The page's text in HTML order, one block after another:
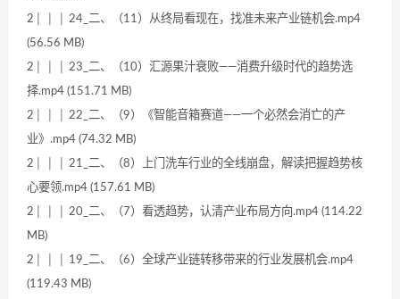
2│ │ │ 24_二、（11）从终局看现在，找准未来产业链机会.mp4
(56.56 MB)
2│ │ │ 23_二、（10）汇源果汁衰败——消费升级时代的趋势选
择.mp4 (151.71 MB)
2│ │ │ 22_二、（9）《智能音箱赛道——一个必然会消亡的产
业》.mp4 (74.32 MB)
2│ │ │ 21_二、（8）上门洗车行业的全线崩盘，解读把握趋势核
心要领.mp4 (157.61 MB)
2│ │ │ 20_二、（7）看透趋势，认清产业布局方向.mp4 (114.22
MB)
2│ │ │ 19_二、（6）全球产业链转移带来的行业发展机会.mp4
(119.43 MB)